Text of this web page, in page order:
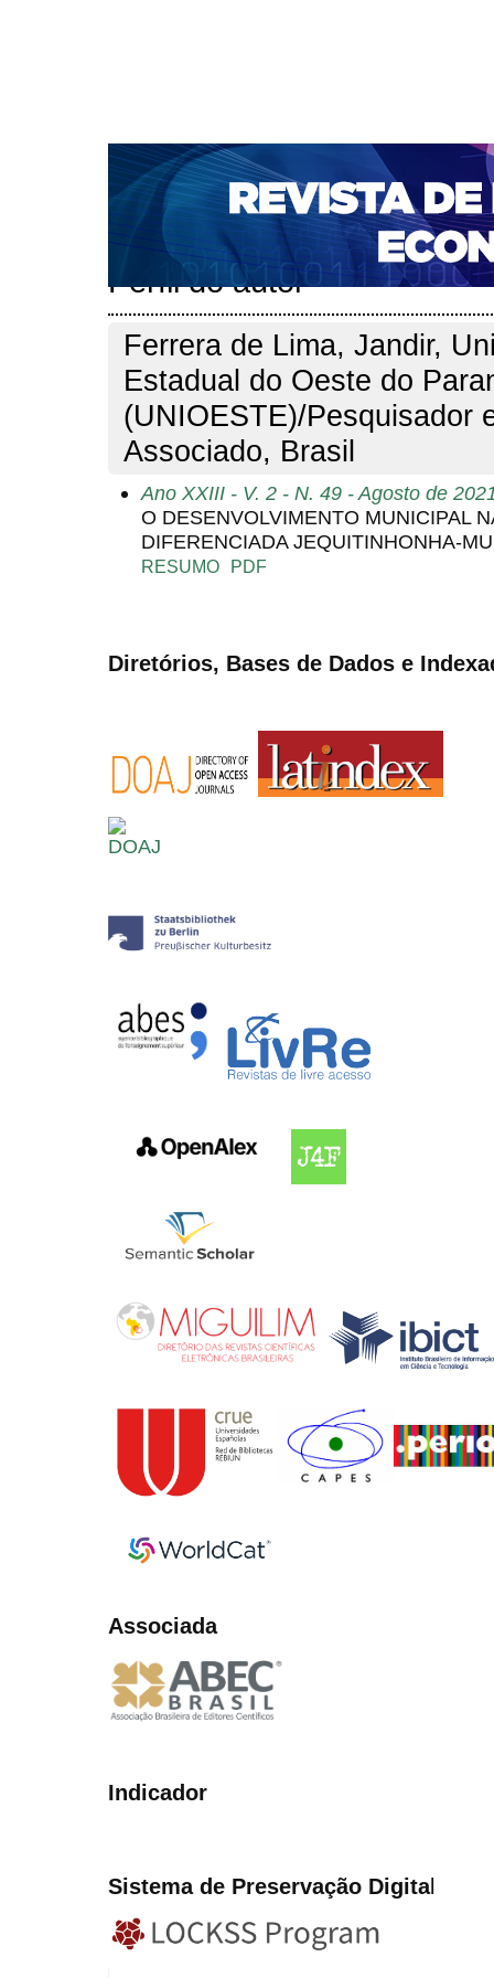
CAPA SOBRE ACESSO CADASTRO
NOTÍCIAS
PORTAL DE REVISTAS DA UNIFACS
BASES DE DADOS E INDEXADORES
Capa Pesquisa >Perfil do autor
Perfil do autor
Ferrera de Lima, Jandir,
Estadual do Oeste do
(UNIOESTE)/Pesquisador
Associado, Brasil
Ano XXIII - V. 2 - N. 49 - Agosto de
O DESENVOLVIMENTO MUNICIPAL
DIFERENCIADA JEQUITINHONHA-
RESUMO PDF
Diretórios, Bases de Dados e
Associada
Indicador
Sistema de Preservação Digital